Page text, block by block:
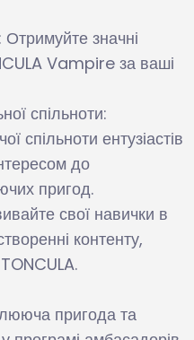
значні
Vampire за ваші
спільноти:
спільноти ентузіастів
до
пригод.
свої навички в
контенту,
пригода та